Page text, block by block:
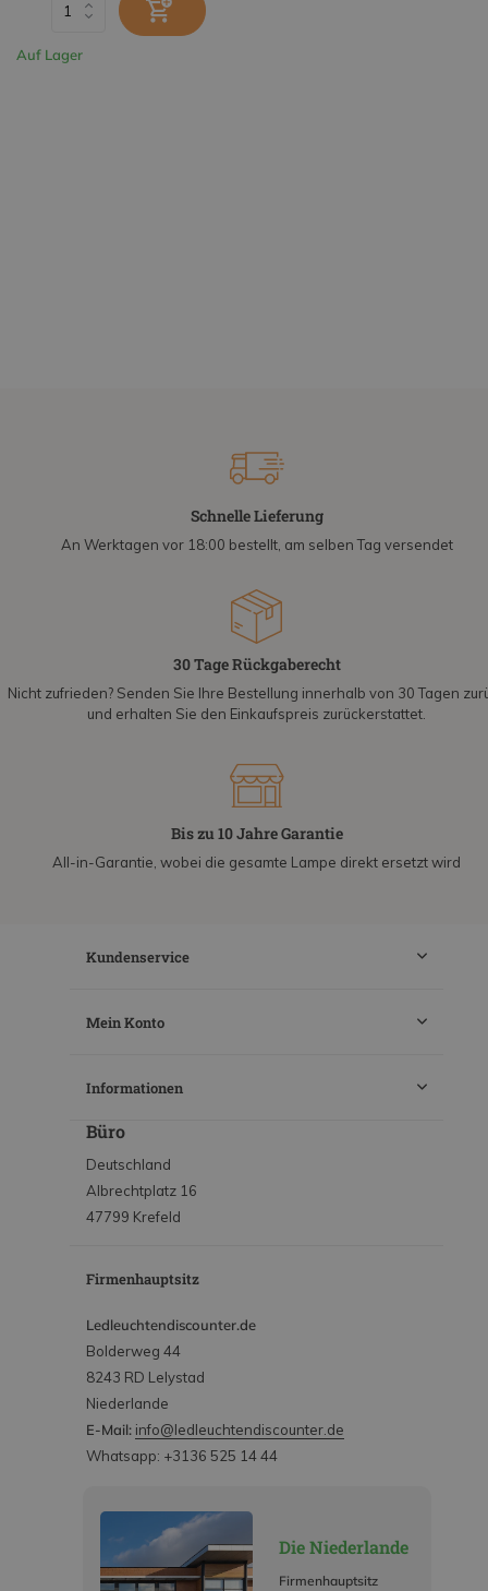
Auf Lager
Schnelle Lieferung
An Werktagen vor 18:00 bestellt, am selben Tag versendet
30 Tage Rückgaberecht
Nicht zufrieden? Senden Sie Ihre Bestellung innerhalb von 30 Tagen
und erhalten Sie den Einkaufspreis zurückerstattet.
Bis zu 10 Jahre Garantie
All-in-Garantie, wobei die gesamte Lampe direkt ersetzt wird
Kundenservice
Mein Konto
Informationen
Büro
Deutschland
Albrechtplatz 16
47799 Krefeld
Firmenhauptsitz
Ledleuchtendiscounter.de
Bolderweg 44
8243 RD Lelystad
Niederlande
E-Mail: info@ledleuchtendiscounter.de
Whatsapp: +3136 525 14 44
Die Niederlande
Firmenhauptsitz